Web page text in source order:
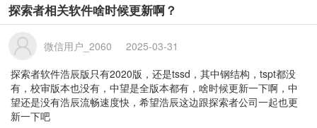
探索者相关软件啥时候更新啊？
微信用户_2060
2025-03-31
探索者软件浩辰版只有2020版，还是tssd，其中钢结构，tspt都没
有，校审版本也没有，中望是全版本都有，啥时候更新一下啊，中
望还是没有浩辰流畅速度快，希望浩辰这边跟探索者公司一起也更
新一下吧